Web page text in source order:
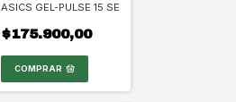
ASICS GEL-PULSE 15 SE
$175.900,00
COMPRAR